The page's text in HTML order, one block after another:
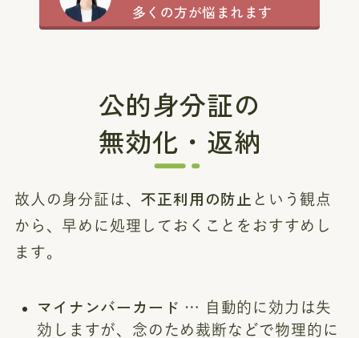
多くの方が悩まれます
公的身分証の
無効化・返納
故人の身分証は、不正利用の防止 という観点
から、早めに処理しておくことをおすすめし
ます。
マイナンバーカード … 自動的に効力は失
効しますが、念のため裁断などで物理的に